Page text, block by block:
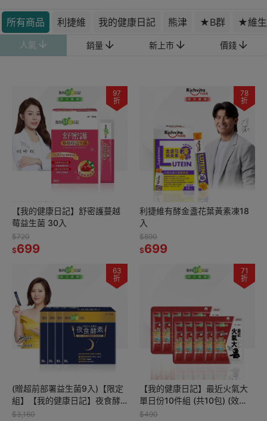
所有商品 利捷維 我的健康日記 熊津 ★B群 ★維
人氣 銷量 新上市 價錢
97
折
【我的健康日記】舒密護蔓越
莓益生菌 30入
$720
$699
78
折
利捷維有酵金盞花葉黃素凍18
入
$890
$699
63
折
(贈超前部署益生菌9入)【限定
組】【我的健康日記】夜食酵
素30入4件組
$3,160
71
折
【我的健康日記】最近火氣大
單日份10件組 (共10包) (效
期：2027/06/01)
$490